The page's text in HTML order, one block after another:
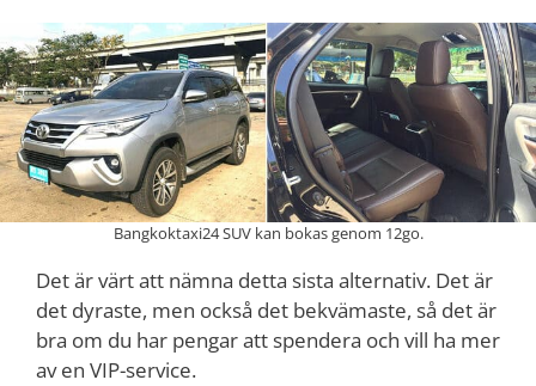
Bangkoktaxi24 SUV kan bokas genom 12go.
Det är värt att nämna detta sista alternativ. Det är
det dyraste, men också det bekvämaste, så det är
bra om du har pengar att spendera och vill ha mer
av en VIP-service.